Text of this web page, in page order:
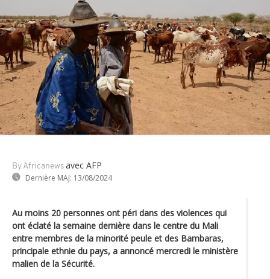
By Africanews avec AFP
Dernière MAJ: 13/08/2024
Au moins 20 personnes ont péri dans des violences qui
ont éclaté la semaine dernière dans le centre du Mali
entre membres de la minorité peule et des Bambaras,
principale ethnie du pays, a annoncé mercredi le ministère
malien de la Sécurité.